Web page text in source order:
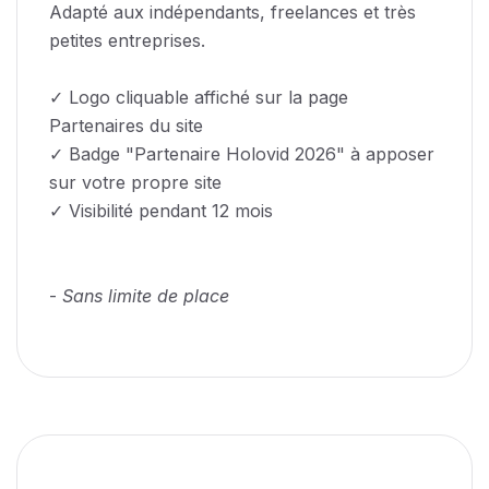
Adapté aux indépendants, freelances et très
petites entreprises.
✓ Logo cliquable affiché sur la page
Partenaires du site
✓ Badge "Partenaire Holovid 2026" à apposer
sur votre propre site
✓ Visibilité pendant 12 mois
- Sans limite de place